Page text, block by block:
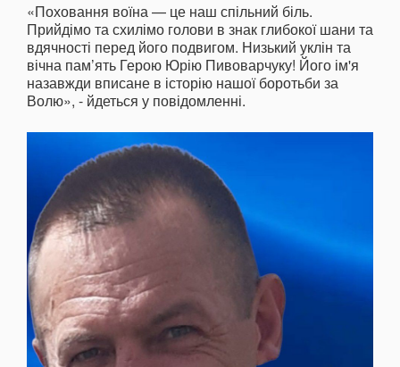
«Поховання воїна — це наш спільний біль.
Прийдімо та схилімо голови в знак глибокої шани та
вдячності перед його подвигом. Низький уклін та
вічна пам’ять Герою Юрію Пивоварчуку! Його ім'я
назавжди вписане в історію нашої боротьби за
Волю», - йдеться у повідомленні.